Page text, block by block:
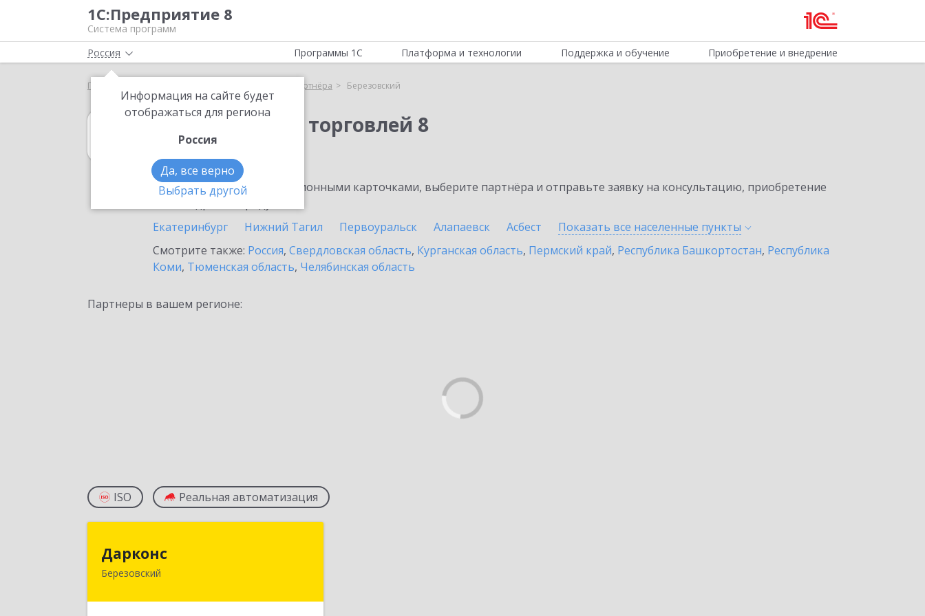
1С:Предприятие 8
Система программ
Россия
Информация на сайте будет
отображаться для региона
Россия
Да, все верно
Выбрать другой
Программы 1С Платформа и технологии Поддержка и обучение Приобретение и внедрение
Главная Выбор партнёра Березовский
1С:Управление торговлей 8
в Березовском
Ознакомьтесь с информационными карточками, выберите партнёра и отправьте заявку на консультацию, приобретение
Екатеринбург
Нижний Тагил Первоуральск Алапаевск Асбест Показать все населенные пункты
Смотрите также: Россия, Свердловская область, Курганская область, Пермский край, Республика Башкортостан, Республика
Коми, Тюменская область, Челябинская область
Партнеры в вашем регионе:
ISO Реальная автоматизация
Дарконс
Березовский